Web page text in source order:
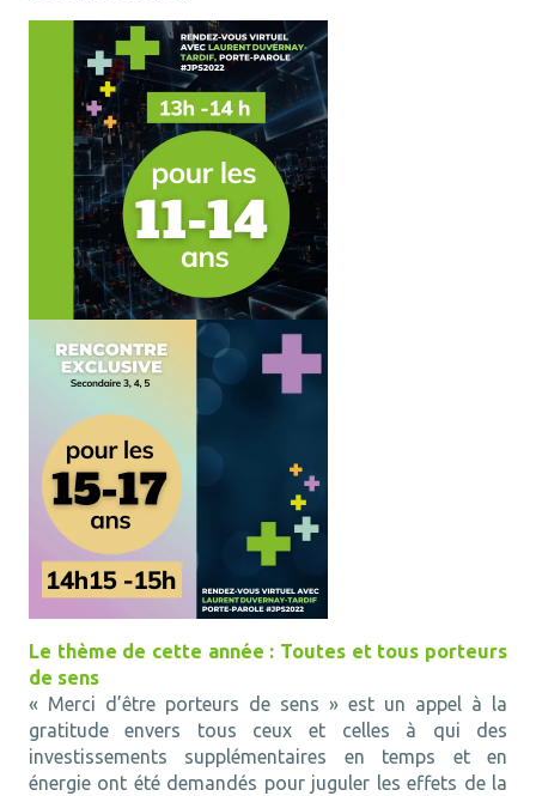
Le thème de cette année : Toutes et tous porteurs
de sens
« Merci d’être porteurs de sens » est un appel à la
gratitude envers tous ceux et celles à qui des
investissements supplémentaires en temps et en
énergie ont été demandés pour juguler les effets de la